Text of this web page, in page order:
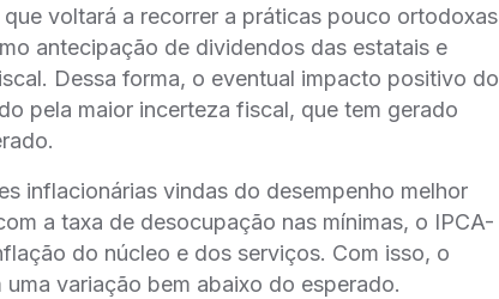
voltará a recorrer a práticas pouco ortodoxas
antecipação de dividendos das estatais e
Dessa forma, o eventual impacto positivo do
pela maior incerteza fiscal, que tem gerado
inflacionárias vindas do desempenho melhor
a taxa de desocupação nas mínimas, o IPCA-
do núcleo e dos serviços. Com isso, o
variação bem abaixo do esperado.